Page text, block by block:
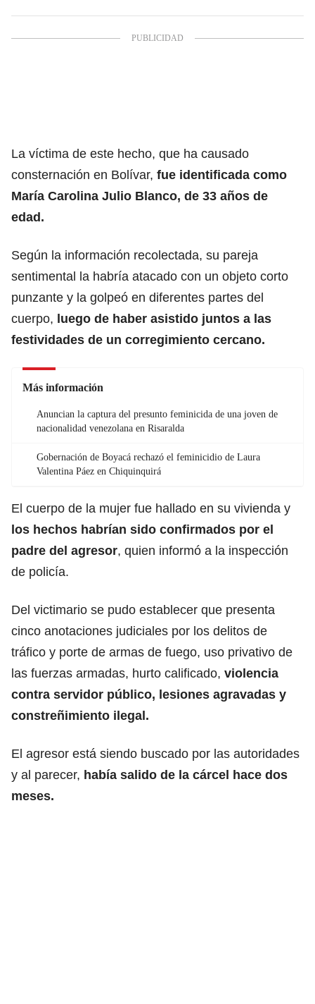
La víctima de este hecho, que ha causado
consternación en Bolívar, fue identificada como
María Carolina Julio Blanco, de 33 años de
edad.
Según la información recolectada, su pareja
sentimental la habría atacado con un objeto corto
punzante y la golpeó en diferentes partes del
cuerpo, luego de haber asistido juntos a las
festividades de un corregimiento cercano.
Más información
Anuncian la captura del presunto feminicida de una joven de
nacionalidad venezolana en Risaralda
Gobernación de Boyacá rechazó el feminicidio de Laura
Valentina Páez en Chiquinquirá
El cuerpo de la mujer fue hallado en su vivienda y
los hechos habrían sido confirmados por el
padre del agresor, quien informó a la inspección
de policía.
Del victimario se pudo establecer que presenta
cinco anotaciones judiciales por los delitos de
tráfico y porte de armas de fuego, uso privativo de
las fuerzas armadas, hurto calificado, violencia
contra servidor público, lesiones agravadas y
constreñimiento ilegal.
El agresor está siendo buscado por las autoridades
y al parecer, había salido de la cárcel hace dos
meses.